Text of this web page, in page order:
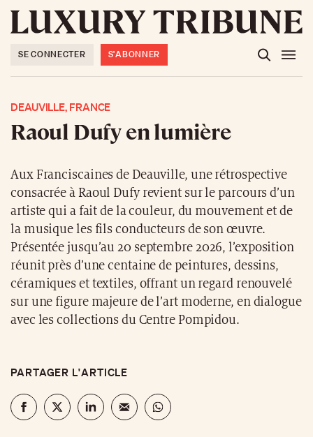
SE CONNECTER S'ABONNER
DEAUVILLE, FRANCE
Raoul Dufy en lumière
Aux Franciscaines de Deauville, une rétrospective
consacrée à Raoul Dufy revient sur le parcours d’un
artiste qui a fait de la couleur, du mouvement et de
la musique les fils conducteurs de son œuvre.
Présentée jusqu’au 20 septembre 2026, l’exposition
réunit près d’une centaine de peintures, dessins,
céramiques et textiles, offrant un regard renouvelé
sur une figure majeure de l’art moderne, en dialogue
avec les collections du Centre Pompidou.
PARTAGER L'ARTICLE